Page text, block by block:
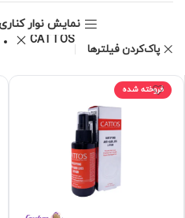
نمایش نوار
پاک‌کردن فیلترها
CATTOS
فروخته شده